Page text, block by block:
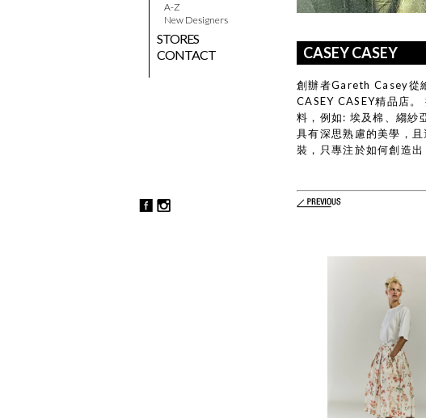
A-Z
New Designers
STORES
CONTACT
CASEY CASEY
創辦者Gareth Casey從
CASEY CASEY精品店
料，例如: 埃及棉、縐紗
具有深思熟慮的美學，
裝，只專注於如何創造出